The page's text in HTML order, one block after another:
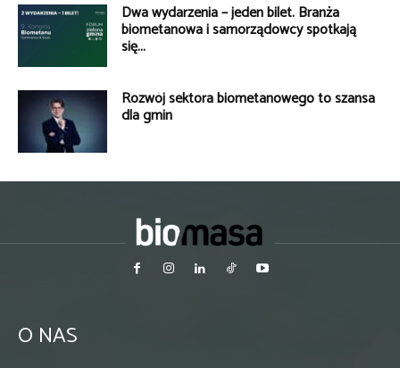
Dwa wydarzenia – jeden bilet. Branża
biometanowa i samorządowcy spotkają
się...
Rozwój sektora biometanowego to szansa
dla gmin
O NAS